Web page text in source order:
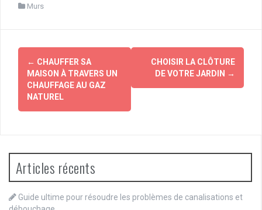
Murs
Navigation
d'article
← CHAUFFER SA
MAISON À TRAVERS UN
CHAUFFAGE AU GAZ
NATUREL
CHOISIR LA CLÔTURE
DE VOTRE JARDIN →
Articles récents
Guide ultime pour résoudre les problèmes de canalisations et